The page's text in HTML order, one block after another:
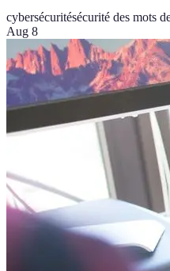
cybersécuritésécurité des mots
Aug 8